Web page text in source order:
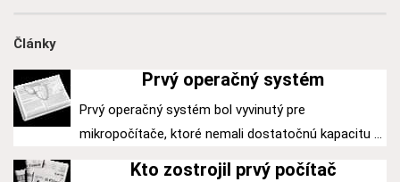
Články
Prvý operačný systém
Prvý operačný systém bol vyvinutý pre
mikropočítače, ktoré nemali dostatočnú kapacitu ...
Kto zostrojil prvý počítač